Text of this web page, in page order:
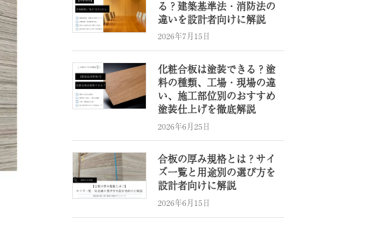
る？建築基準法・消防法の
違いを設計者向けに解説
2026年7月15日
化粧合板は塗装できる？塗
料の種類、工場・現場の違
い、施工部位別のおすすめ
塗装仕上げを徹底解説
2026年6月25日
合板の厚み規格とは？サイ
ズ一覧と用途別の選び方を
設計者向けに解説
2026年6月15日